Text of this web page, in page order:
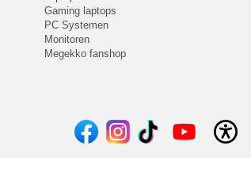
Gaming laptops
PC Systemen
Monitoren
Megekko fanshop